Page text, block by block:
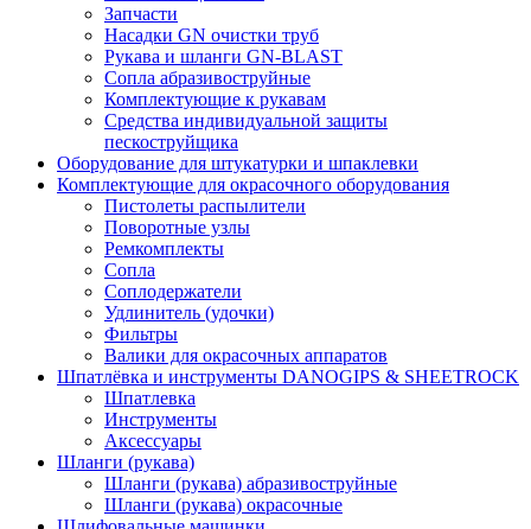
Запчасти
Насадки GN очистки труб
Рукава и шланги GN-BLAST
Сопла абразивоструйные
Комплектующие к рукавам
Средства индивидуальной защиты
пескоструйщика
Оборудование для штукатурки и шпаклевки
Комплектующие для окрасочного оборудования
Пистолеты распылители
Поворотные узлы
Ремкомплекты
Сопла
Соплодержатели
Удлинитель (удочки)
Фильтры
Валики для окрасочных аппаратов
Шпатлёвка и инструменты DANOGIPS & SHEETROCK
Шпатлевка
Инструменты
Аксессуары
Шланги (рукава)
Шланги (рукава) абразивоструйные
Шланги (рукава) окрасочные